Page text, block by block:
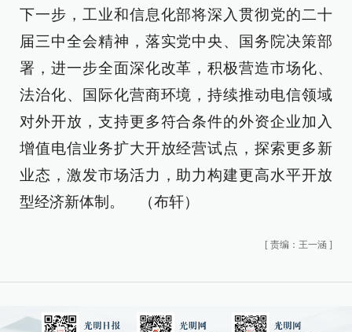
下一步，工业和信息化部将深入贯彻党的二十
届三中全会精神，落实党中央、国务院决策部
署，进一步全面深化改革，积极营造市场化、
法治化、国际化营商环境，持续推动电信领域
对外开放，支持更多符合条件的外资企业加入
增值电信业务扩大开放经营试点，探索更多新
业态，激发市场活力，助力构建更高水平开放
型经济新体制。 （布轩）
[ 责编：王一涵 ]